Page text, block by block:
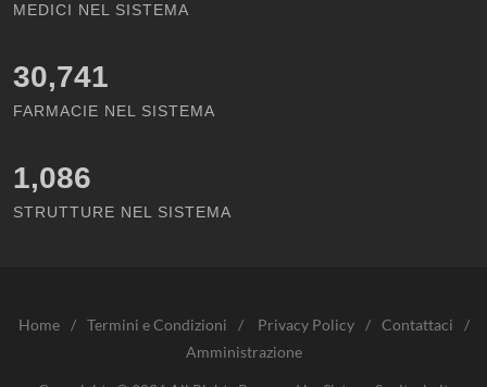
MEDICI NEL SISTEMA
30,741
FARMACIE NEL SISTEMA
1,086
STRUTTURE NEL SISTEMA
Home / Termini e Condizioni / Privacy Policy / Contattaci
/
Amministrazione